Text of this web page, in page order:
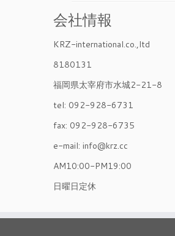
会社情報
KRZ-international.co.,ltd
8180131
福岡県太宰府市水城2-21-8
tel: 092-928-6731
fax: 092-928-6735
e-mail: info@krz.cc
AM10:00-PM19:00
日曜日定休